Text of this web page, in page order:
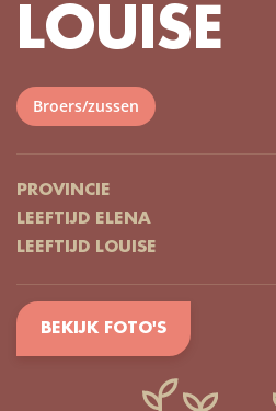
LOUISE
Broers/zussen
PROVINCIE
LEEFTIJD ELENA
LEEFTIJD LOUISE
BEKIJK FOTO'S